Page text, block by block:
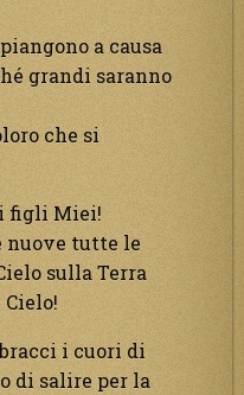
a causa
grandi saranno
che si
figli Miei!
nuove tutte le
sulla Terra
i cuori di
di salire per la